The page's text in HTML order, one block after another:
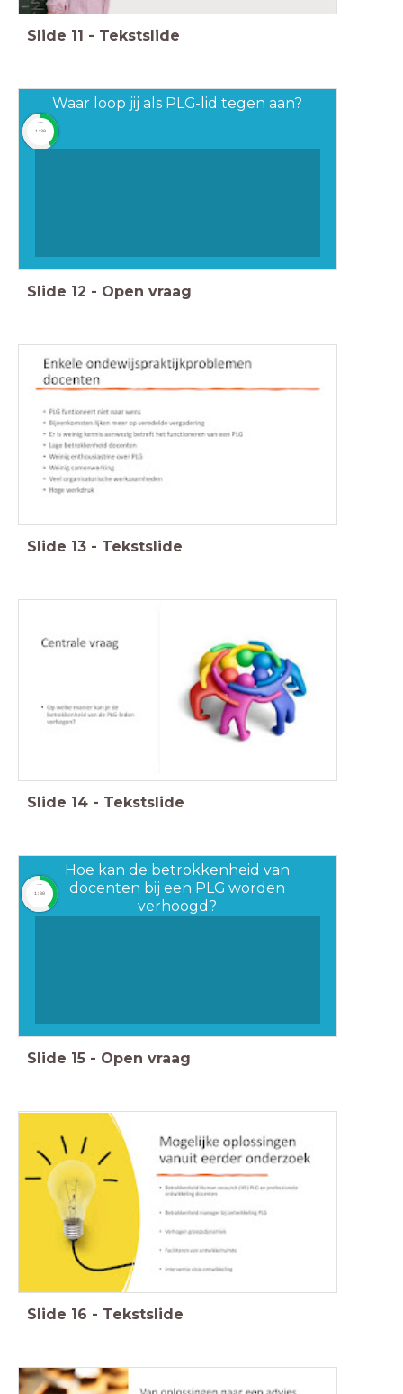
Slide 11 - Tekstslide
Waar loop jij als PLG-lid tegen aan?
timer
1:30
Slide 12 - Open vraag
Slide 13 - Tekstslide
Slide 14 - Tekstslide
Hoe kan de betrokkenheid van
docenten bij een PLG worden
verhoogd?
timer
1:30
Slide 15 - Open vraag
Slide 16 - Tekstslide